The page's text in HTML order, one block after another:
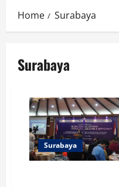
Home Surabaya
Surabaya
Surabaya